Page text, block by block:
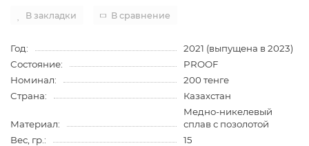
В закладки В сравнение
Год:
2021 (выпущена в 2023)
Состояние:
PROOF
Номинал:
200 тенге
Страна:
Казахстан
Материал:
Медно-никелевый
сплав с позолотой
Вес, гр.:
15